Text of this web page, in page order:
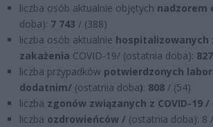
liczba osób aktualnie objętych nadzorem
doba): 7 743 / (388)
liczba osób aktualnie hospitalizowanych
zakażenia COVID-19/ (ostatnia doba): 827
liczba przypadków potwierdzonych
dodatnim/ (ostatnia doba): 808 / (54)
liczba zgonów związanych z COVID-19 /
liczba ozdrowieńców / (ostatnia doba): 8